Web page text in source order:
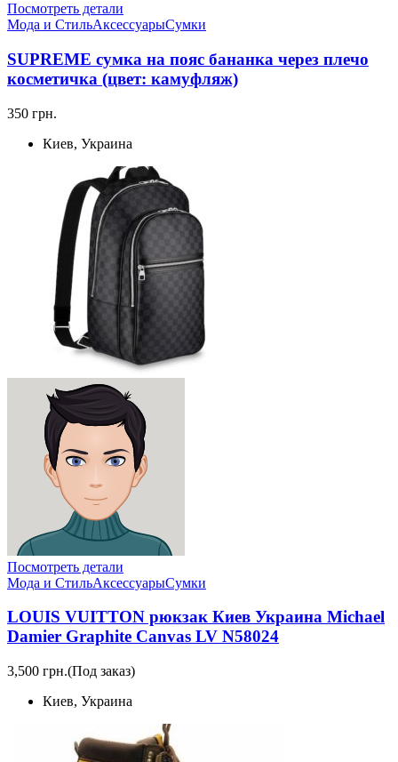
Посмотреть детали
Мода и СтильАксессуарыСумки
SUPREME сумка на пояс бананка через плечо
косметичка (цвет: камуфляж)
350 грн.
Киев, Украина
Посмотреть детали
Мода и СтильАксессуарыСумки
LOUIS VUITTON рюкзак Киев Украина Michael
Damier Graphite Canvas LV N58024
3,500 грн.(Под заказ)
Киев, Украина